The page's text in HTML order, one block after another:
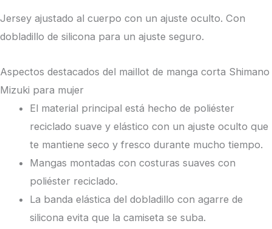
Jersey ajustado al cuerpo con un ajuste oculto. Con
dobladillo de silicona para un ajuste seguro.
Aspectos destacados del maillot de manga corta Shimano
Mizuki para mujer
El material principal está hecho de poliéster
reciclado suave y elástico con un ajuste oculto que
te mantiene seco y fresco durante mucho tiempo.
Mangas montadas con costuras suaves con
poliéster reciclado.
La banda elástica del dobladillo con agarre de
silicona evita que la camiseta se suba.